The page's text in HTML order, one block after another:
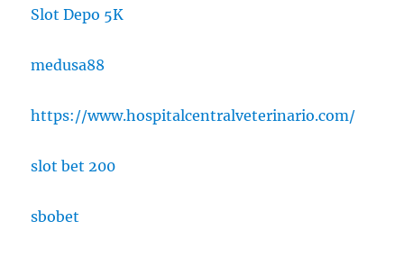
Slot Depo 5K
medusa88
https://www.hospitalcentralveterinario.com/
slot bet 200
sbobet